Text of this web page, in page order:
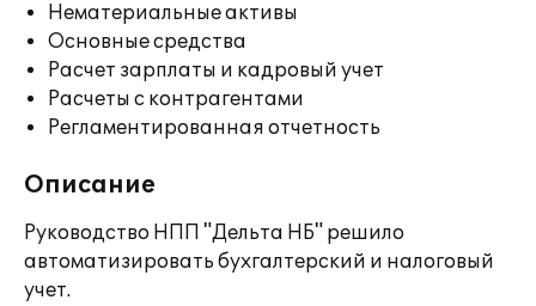
Нематериальные активы
Основные средства
Расчет зарплаты и кадровый учет
Расчеты с контрагентами
Регламентированная отчетность
Описание
Руководство НПП "Дельта НБ" решило
автоматизировать бухгалтерский и налоговый
учет.